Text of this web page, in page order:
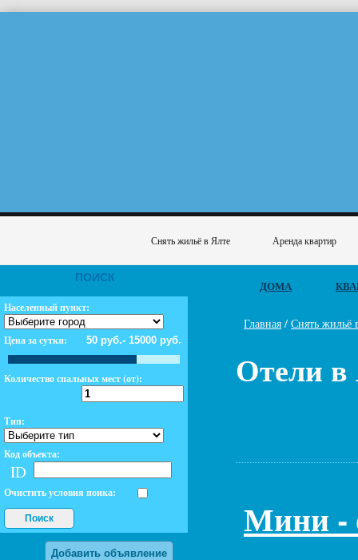
Снять жильё в Ялте Аренда квартир
ДОМА
Главная / Снять жильё
Отели в
Мини -
ПОИСК
Населенный пункт:
Цена за сутки:
Количество спальных мест (от):
Тип:
Код объекта:
ID
Очистить условия поика:
Поиск
Добавить объявление